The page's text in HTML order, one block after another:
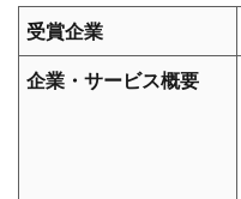
受賞企業
企業・サービス概要